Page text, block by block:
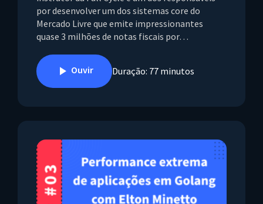
por desenvolver um dos sistemas core do
Mercado Livre que emite impressionantes
quase 3 milhões de notas fiscais por…
Ouvir Duração: 77 minutos